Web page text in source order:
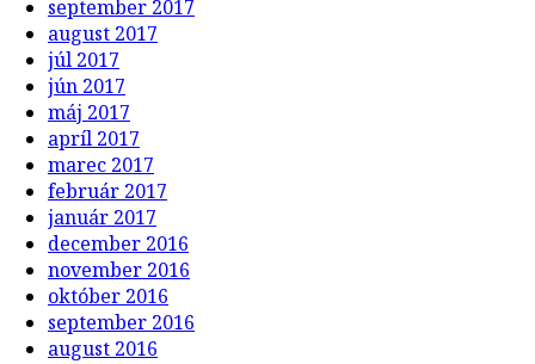
september 2017
august 2017
júl 2017
jún 2017
máj 2017
apríl 2017
marec 2017
február 2017
január 2017
december 2016
november 2016
október 2016
september 2016
august 2016